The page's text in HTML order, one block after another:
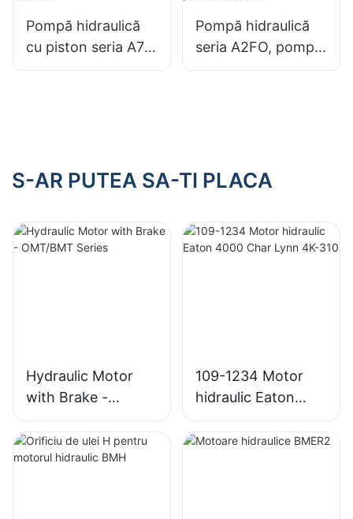
Pompă hidraulică
cu piston seria A7V
Pompă axială cu
Pompă hidraulică
seria A2FO, pompă
cu piston, pompă
S-AR PUTEA SA-TI PLACA
Hydraulic Motor
with Brake -
OMT/BMT Series
109-1234 Motor
hidraulic Eaton
4000 Char Lynn
4K-310